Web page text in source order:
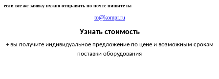
если все же заявку нужно отправить по почте пишите на
to@kompr.ru
Узнать стоимость
+ вы получите индивидуальное предложение по цене и возможным срокам
поставки оборудования